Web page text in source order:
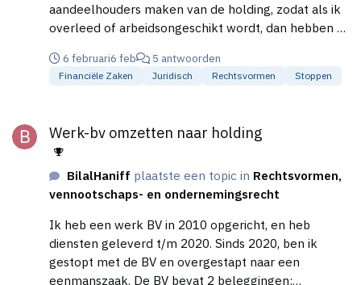
aandeelhouders maken van de holding, zodat als ik
overleed of arbeidsongeschikt wordt, dan hebben ze
erfbelasting etc. Is het mogelijk om de aandelen
van de holding weer te splitsen en mijn vrouw en
belegging al jaren in de werk BV heb.
6 februari6 feb 5 antwoorden
Financiële Zaken Juridisch Rechtsvormen Stoppen
Werk-bv omzetten naar holding
BilalHaniff plaatste een topic in Rechtsvormen,
vennootschaps- en ondernemingsrecht
Ik heb een werk BV in 2010 opgericht, en heb
diensten geleverd t/m 2020. Sinds 2020, ben ik
gestopt met de BV en overgestapt naar een
eenmanszaak. De BV bevat 2 beleggingen: